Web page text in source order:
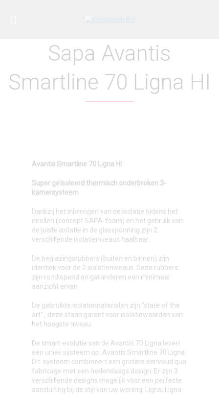
Sapa Avantis
Smartline 70 Ligna HI
Avantis Smartline 70 Ligna HI
Super geïsoleerd thermisch onderbroken 3-
kamersysteem
Dankzij het inbrengen van de isolatie tijdens het
inrollen (concept SAPA-foam) en het gebruik van
de juiste isolatie in de glassponning zijn 2
verschillende isolatieniveaus haalbaar.
De beglazingsrubbers (buiten en binnen) zijn
identiek voor de 2 isolatieniveaus. Deze rubbers
zijn rondlopend en garanderen een minimaal
aanzicht ervan.
De gebruikte isolatiematerialen zijn “state of the
art” , deze staan garant voor isolatiewaarden van
het hoogste niveau.
De smart-evolutie van de Avantis 70 Ligna levert
een uniek systeem op: Avantis Smartline 70 Ligna.
Dit systeem combineert een grotere eenvoud qua
fabricage met een hedendaags design. Er zijn 3
verschillende designs mogelijk voor een perfecte
aansluiting bij de stijl van uw woning: Ligna, Ligna